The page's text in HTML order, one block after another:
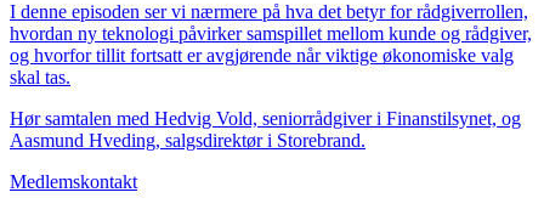
I denne episoden ser vi nærmere på hva det betyr for rådgiverrollen,
hvordan ny teknologi påvirker samspillet mellom kunde og rådgiver,
og hvorfor tillit fortsatt er avgjørende når viktige økonomiske valg
skal tas.
Hør samtalen med Hedvig Vold, seniorrådgiver i Finanstilsynet, og
Aasmund Hveding, salgsdirektør i Storebrand.
Medlemskontakt